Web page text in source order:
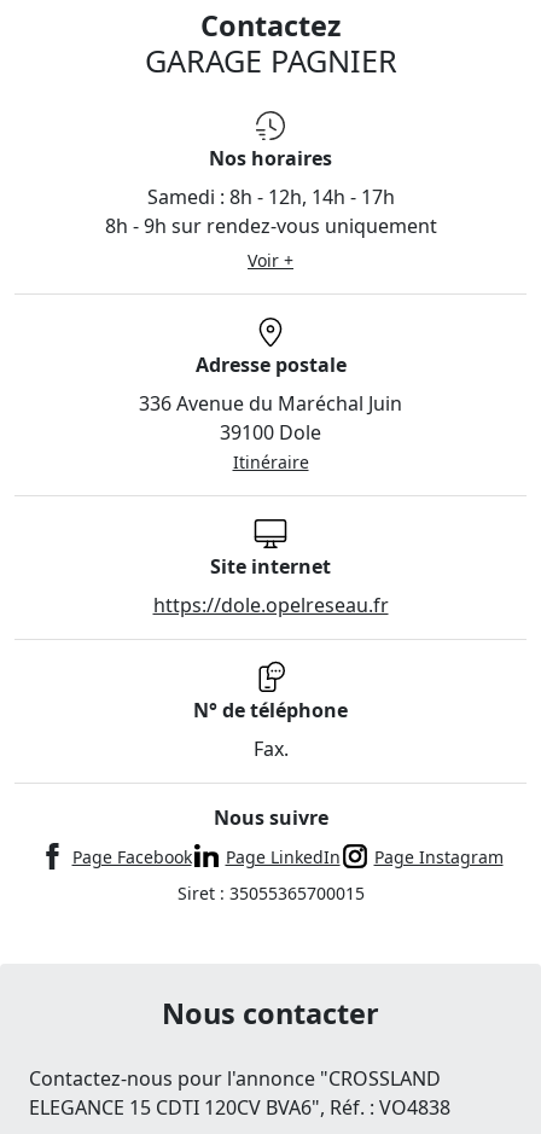
Contactez
GARAGE PAGNIER
Nos horaires
Samedi : 8h - 12h, 14h - 17h
8h - 9h sur rendez-vous uniquement
Voir +
Adresse postale
336 Avenue du Maréchal Juin
39100 Dole
Itinéraire
Site internet
https://dole.opelreseau.fr
N° de téléphone
Fax.
Nous suivre
Page Facebook Page LinkedIn
Page Instagram
Siret : 35055365700015
Nous contacter
Contactez-nous pour l'annonce "CROSSLAND
ELEGANCE 15 CDTI 120CV BVA6", Réf. : VO4838